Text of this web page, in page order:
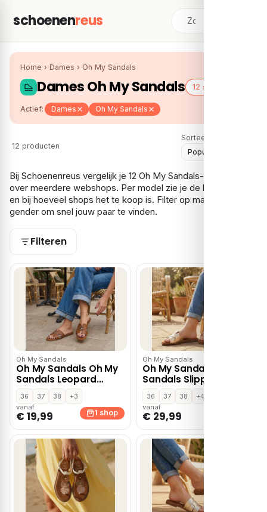
schoenenreus
Home › Dames › Oh My Sandals
Dames Oh My Sandals 12 schoenen
Actief: Dames Oh My Sandals
12 producten
Sorteer:
Bij Schoenenreus vergelijk je 12 Oh My Sandals-schoenen
over meerdere webshops. Per model zie je de laagste prijs
en bij hoeveel shops het te koop is. Filter op maat, prijs en
gender om snel jouw paar te vinden.
Filteren
Oh My Sandals
Oh My Sandals Oh My
Sandals Leopard
Slippers goud Leer –
Cognac
36 37 38
+3
vanaf
€ 19,99 1 shop
Oh My Sandals
Oh My Sandals Oh My
Sandals Slippers
brons Leer
36 37 38
+4
vanaf
€ 29,99